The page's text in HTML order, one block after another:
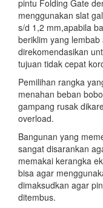
pintu Folding Gate
menggunakan slat
s/d 1,2 mm,apabila
beriklim yang
direkomendasikan
tujuan tidak cepat
Pemilihan rangka
menahan beban
gampang rusak
overload.
Bangunan yang
sangat disarankan
memakai kerangka
bisa agar
dimaksudkan agar
ditembus.